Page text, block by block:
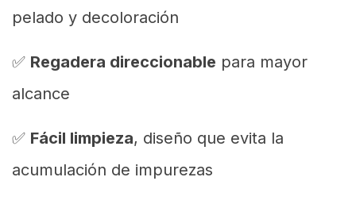
pelado y decoloración
✅ Regadera direccionable para mayor
alcance
✅ Fácil limpieza, diseño que evita la
acumulación de impurezas